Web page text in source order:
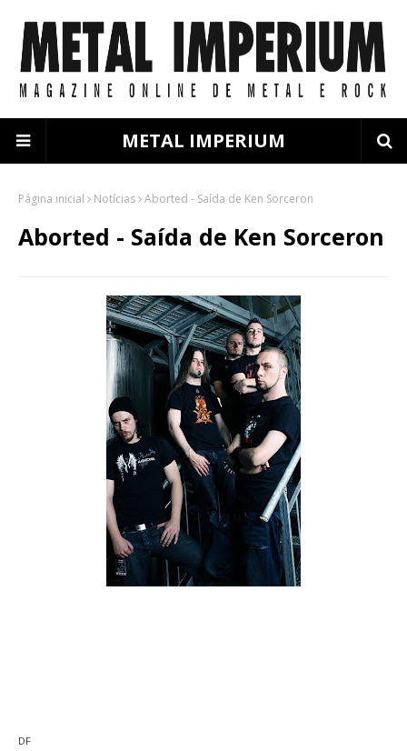
METAL IMPERIUM
Página inicial Notícias Aborted - Saída de Ken Sorceron
Aborted - Saída de Ken Sorceron
DF